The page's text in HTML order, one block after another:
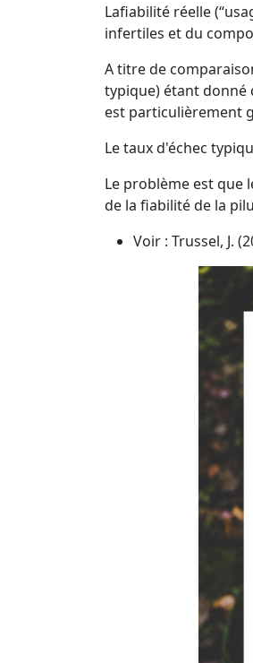
Lafiabilité réelle
infertiles et du
A titre de
typique) étant donné
est particulièrement
Le taux d'échec
Le problème est que
de la fiabilité de la
Voir : Trussel, J.